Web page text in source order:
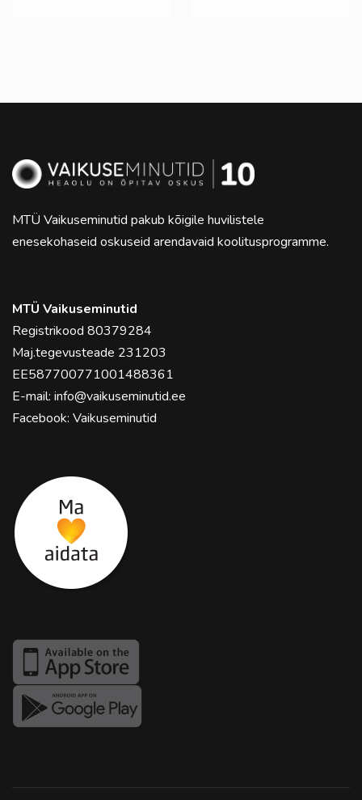
MTÜ Vaikuseminutid pakub kõigile huvilistele
enesekohaseid oskuseid arendavaid koolitusprogramme.
MTÜ Vaikuseminutid
Registrikood 80379284
Maj.tegevusteade 231203
EE587700771001488361
E-mail: info@vaikuseminutid.ee
Facebook: Vaikuseminutid